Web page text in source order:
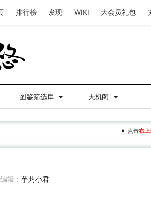
排行榜 发现 WIKI 大会员礼包
图鉴筛选库 天机阁
点击右上
辑： 芋艿小君